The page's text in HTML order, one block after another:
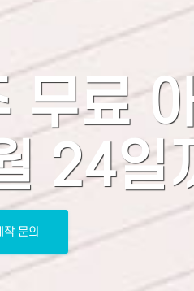
무료
24일
작 문의